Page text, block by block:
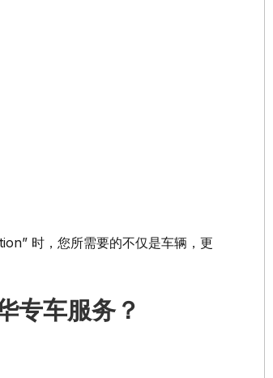
时，您所需要的不仅是车辆，更
专车服务？